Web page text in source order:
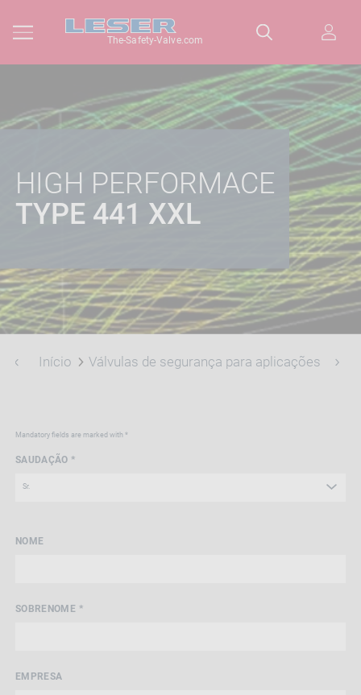
The-Safety-Valve.com
HIGH PERFORMACE
TYPE 441 XXL
Início Válvulas de segurança para aplicações
Mandatory fields are marked with *
SAUDAÇÃO *
NOME
SOBRENOME *
EMPRESA